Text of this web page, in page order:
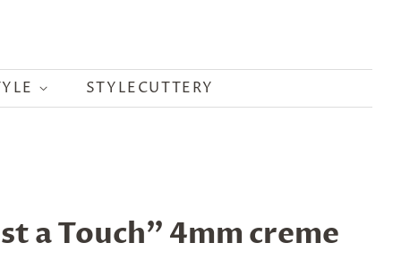
STYLECUTTERY
a Touch" 4mm creme